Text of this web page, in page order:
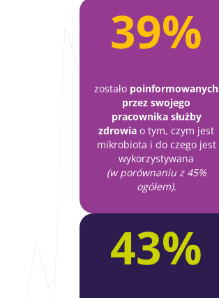
39%
zostało poinformowanych
przez swojego
pracownika służby
zdrowia o tym, czym jest
mikrobiota i do czego jest
wykorzystywana
(w porównaniu z 45%
ogółem).
43%